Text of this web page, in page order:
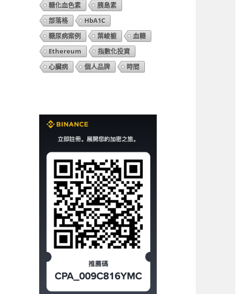
糖化血色素
胰島素
部落格
HbA1C
糖尿病案例
葉峻榳
血糖
Ethereum
指數化投資
心臟病
個人品牌 時間